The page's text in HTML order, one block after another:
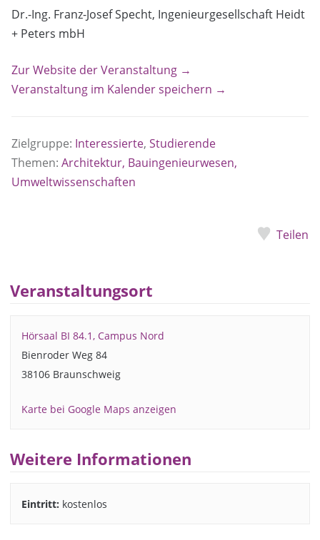
Dr.-Ing. Franz-Josef Specht, Ingenieurgesellschaft Heidt
+ Peters mbH
Zur Website der Veranstaltung →
Veranstaltung im Kalender speichern →
Zielgruppe: Interessierte, Studierende
Themen: Architektur, Bauingenieurwesen,
Umweltwissenschaften
Teilen
Veranstaltungsort
Hörsaal BI 84.1, Campus Nord
Bienroder Weg 84
38106 Braunschweig
Karte bei Google Maps anzeigen
Weitere Informationen
Eintritt: kostenlos